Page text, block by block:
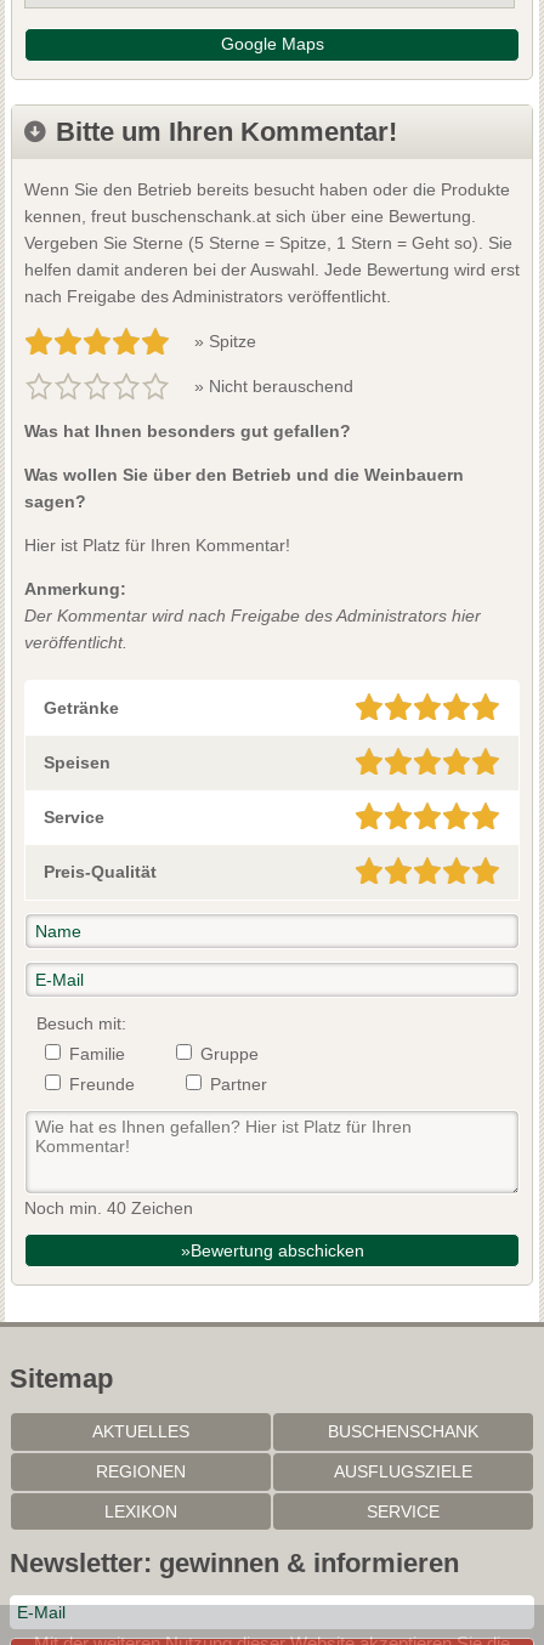
Google Maps
Bitte um Ihren Kommentar!
Wenn Sie den Betrieb bereits besucht haben oder die Produkte
kennen, freut buschenschank.at sich über eine Bewertung.
Vergeben Sie Sterne (5 Sterne = Spitze, 1 Stern = Geht so). Sie
helfen damit anderen bei der Auswahl. Jede Bewertung wird erst
nach Freigabe des Administrators veröffentlicht.
» Spitze
» Nicht berauschend
Was hat Ihnen besonders gut gefallen?
Was wollen Sie über den Betrieb und die Weinbauern
sagen?
Hier ist Platz für Ihren Kommentar!
Anmerkung:
Der Kommentar wird nach Freigabe des Administrators hier
veröffentlicht.
Getränke
Speisen
Service
Preis-Qualität
Besuch mit:
Familie
Gruppe
Freunde
Partner
Noch min. 40 Zeichen
»Bewertung abschicken
Sitemap
AKTUELLES BUSCHENSCHANK
REGIONEN AUSFLUGSZIELE
LEXIKON SERVICE
Newsletter: gewinnen & informieren